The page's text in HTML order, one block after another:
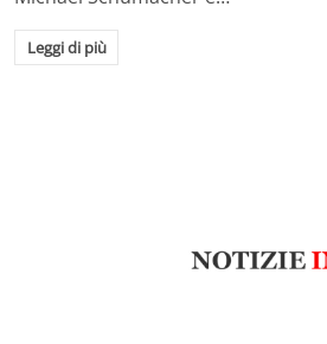
Leggi di più